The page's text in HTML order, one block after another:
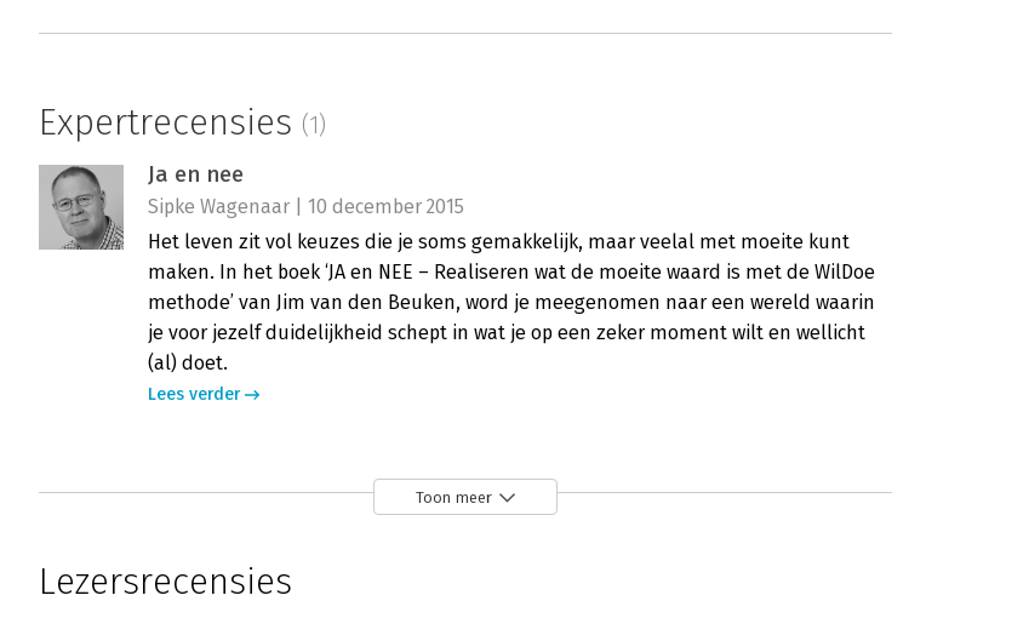
Expertrecensies (1)
Ja en nee
Sipke Wagenaar | 10 december 2015
Het leven zit vol keuzes die je soms gemakkelijk, maar veelal met moeite kunt
maken. In het boek ‘JA en NEE – Realiseren wat de moeite waard is met de WilDoe
methode’ van Jim van den Beuken, word je meegenomen naar een wereld waarin
je voor jezelf duidelijkheid schept in wat je op een zeker moment wilt en wellicht
(al) doet.
Lees verder
Toon meer
Lezersrecensies